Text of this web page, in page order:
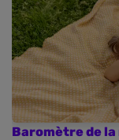
Baromètre de